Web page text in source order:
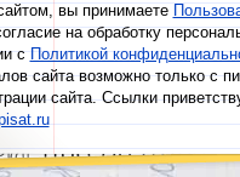
вы принимаете
на обработку
сПолитикой
сайта возможно только с
сайта. Ссылки